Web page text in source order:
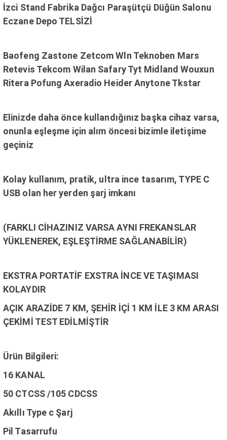
İzci Stand Fabrika Dağcı Paraşütçü Düğün Salonu
Eczane Depo TELSİZİ
Baofeng Zastone Zetcom Wln Teknoben Mars
Retevis Tekcom Wilan Safary Tyt Midland Wouxun
Ritera Pofung Axeradio Heider Anytone Tkstar
Elinizde daha önce kullandığınız başka cihaz varsa,
onunla eşleşme için alım öncesi bizimle iletişime
geçiniz
Kolay kullanım, pratik, ultra ince tasarım, TYPE C
USB olan her yerden şarj imkanı
(FARKLI CİHAZINIZ VARSA AYNI FREKANSLAR
YÜKLENEREK, EŞLEŞTİRME SAĞLANABİLİR)
EKSTRA PORTATİF EXSTRA İNCE VE TAŞIMASI
KOLAYDIR
AÇIK ARAZİDE 7 KM, ŞEHİR İÇİ 1 KM İLE 3 KM ARASI
ÇEKİMİ TEST EDİLMİŞTİR
Ürün Bilgileri:
16 KANAL
50 CTCSS /105 CDCSS
Akıllı Type c Şarj
Pil Tasarrufu